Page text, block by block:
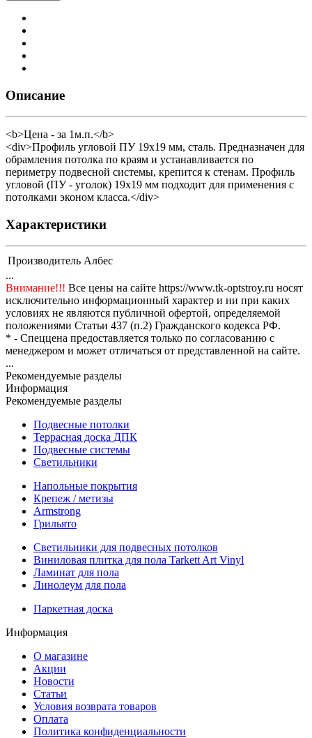
Описание
<b>Цена - за 1м.п.</b>
<div>Профиль угловой ПУ 19x19 мм, сталь. Предназначен для
обрамления потолка по краям и устанавливается по
периметру подвесной системы, крепится к стенам. Профиль
угловой (ПУ - уголок) 19х19 мм подходит для применения с
потолками эконом класса.</div>
Характеристики
Производитель Албес
...
Внимание!!! Все цены на сайте https://www.tk-optstroy.ru носят
исключительно информационный характер и ни при каких
условиях не являются публичной офертой, определяемой
положениями Статьи 437 (п.2) Гражданского кодекса РФ.
* - Спеццена предоставляется только по согласованию с
менеджером и может отличаться от представленной на сайте.
...
Рекомендуемые разделы
Информация
Рекомендуемые разделы
Подвесные потолки
Террасная доска ДПК
Подвесные системы
Светильники
Напольные покрытия
Крепеж / метизы
Armstrong
Грильято
Светильники для подвесных потолков
Виниловая плитка для пола Tarkett Art Vinyl
Ламинат для пола
Линолеум для пола
Паркетная доска
Информация
О магазине
Акции
Новости
Статьи
Условия возврата товаров
Оплата
Политика конфиденциальности